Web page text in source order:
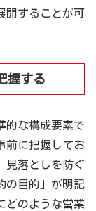
開することが可
握する
的な構成要素で
前に把握してお
見落としを防ぐ
の目的」が明記
どのような営業